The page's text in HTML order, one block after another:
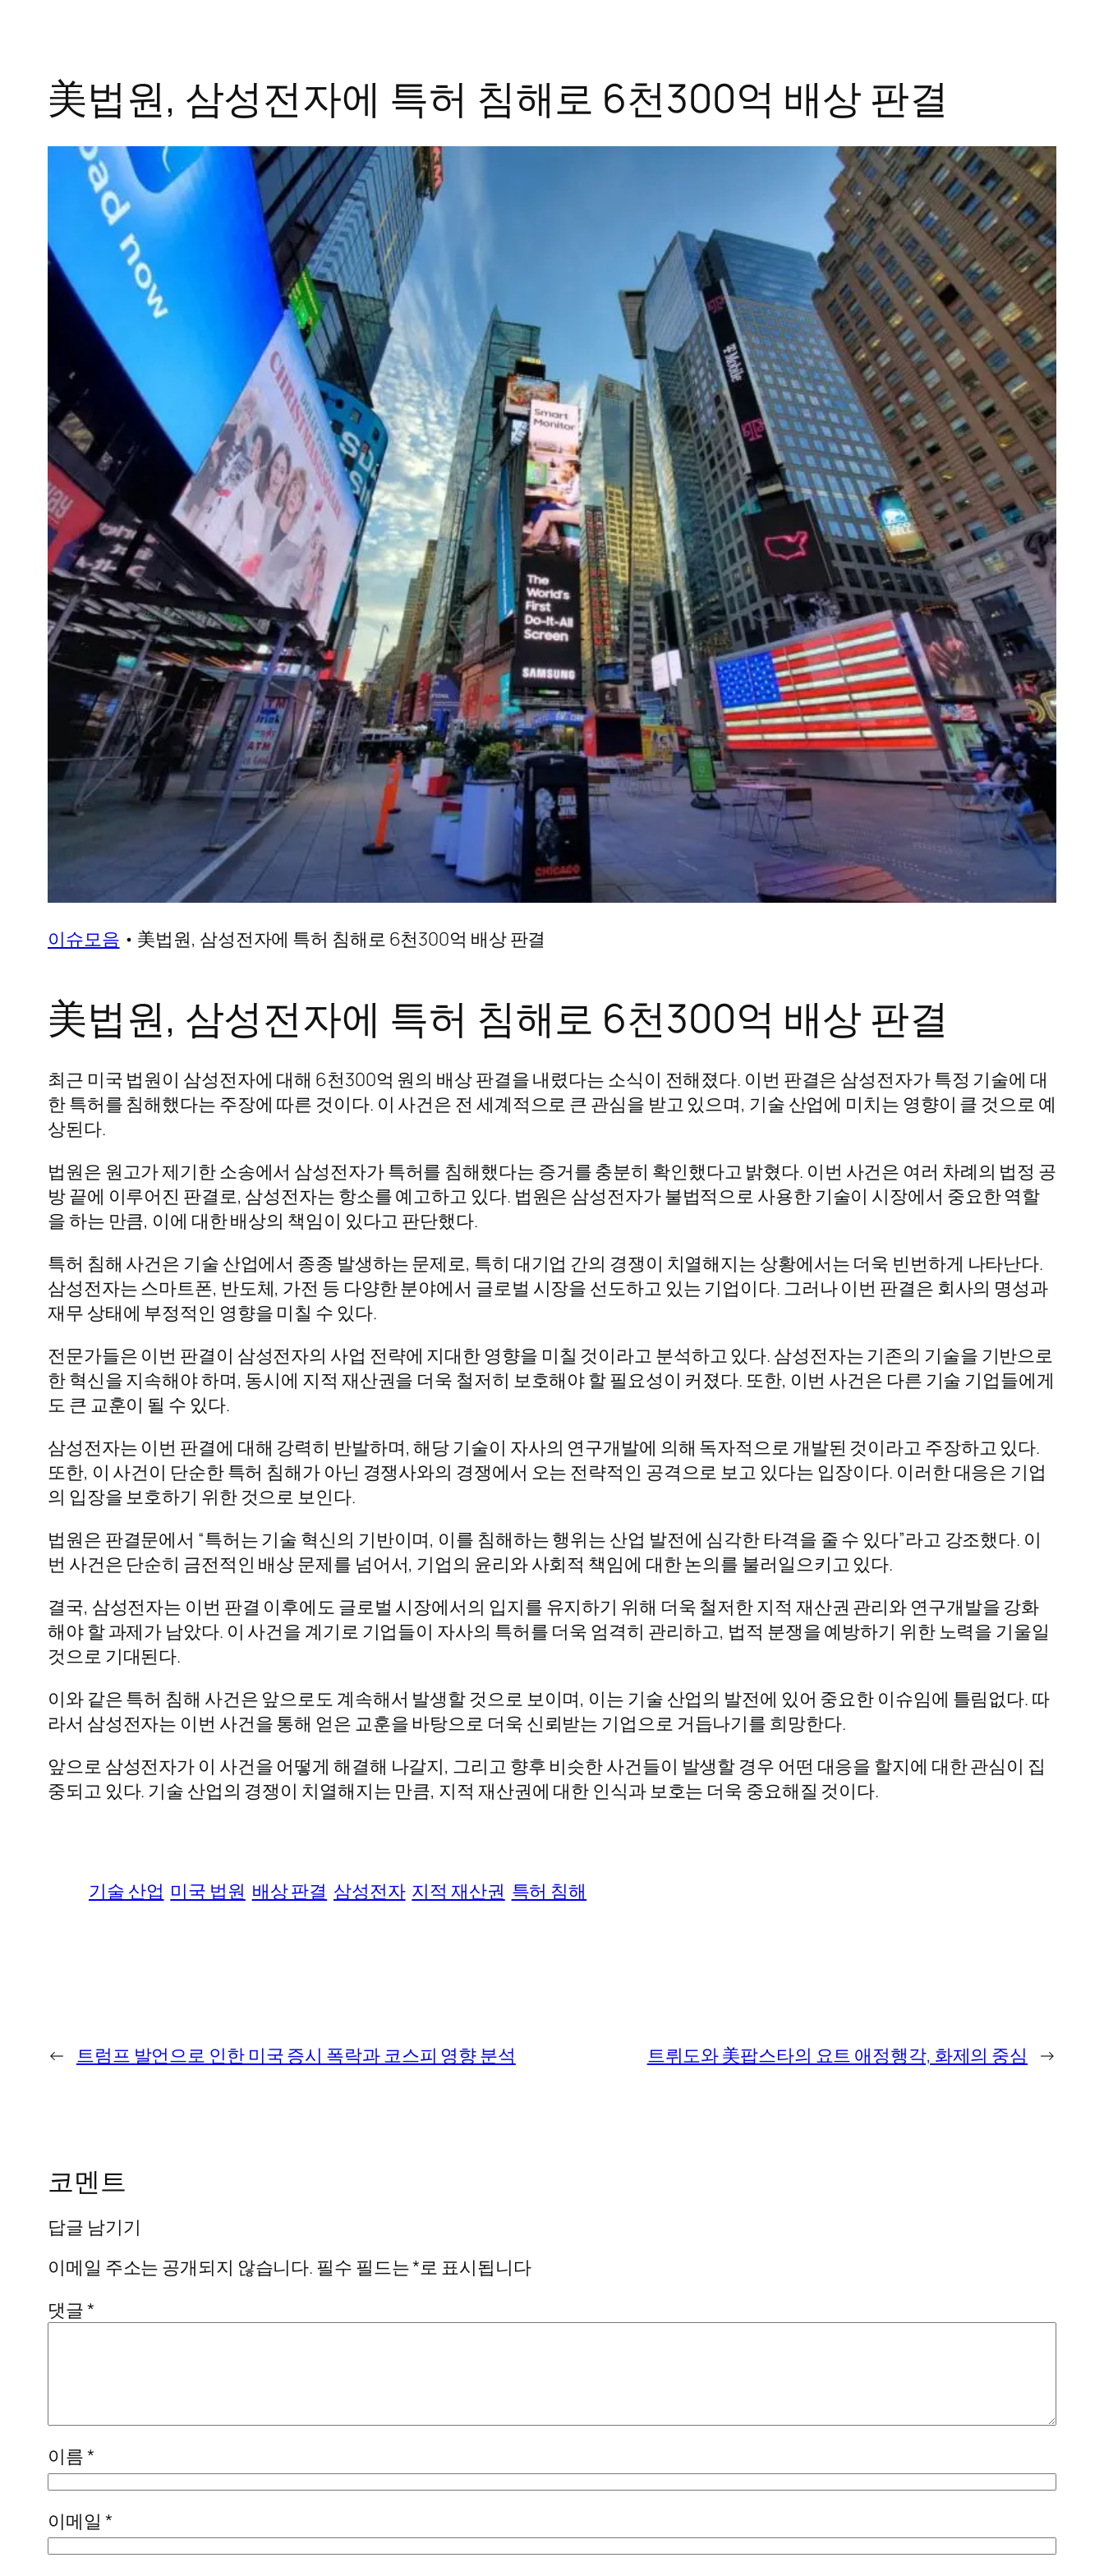
美법원, 삼성전자에 특허 침해로 6천300억 배상 판결
이슈모음 • 美법원, 삼성전자에 특허 침해로 6천300억 배상 판결
美법원, 삼성전자에 특허 침해로 6천300억 배상 판결
최근 미국 법원이 삼성전자에 대해 6천300억 원의 배상 판결을 내렸다는 소식이 전해졌다. 이번 판결은 삼성전자가 특정 기술에 대
한 특허를 침해했다는 주장에 따른 것이다. 이 사건은 전 세계적으로 큰 관심을 받고 있으며, 기술 산업에 미치는 영향이 클 것으로 예
상된다.
법원은 원고가 제기한 소송에서 삼성전자가 특허를 침해했다는 증거를 충분히 확인했다고 밝혔다. 이번 사건은 여러 차례의 법정 공
방 끝에 이루어진 판결로, 삼성전자는 항소를 예고하고 있다. 법원은 삼성전자가 불법적으로 사용한 기술이 시장에서 중요한 역할
을 하는 만큼, 이에 대한 배상의 책임이 있다고 판단했다.
특허 침해 사건은 기술 산업에서 종종 발생하는 문제로, 특히 대기업 간의 경쟁이 치열해지는 상황에서는 더욱 빈번하게 나타난다.
삼성전자는 스마트폰, 반도체, 가전 등 다양한 분야에서 글로벌 시장을 선도하고 있는 기업이다. 그러나 이번 판결은 회사의 명성과
재무 상태에 부정적인 영향을 미칠 수 있다.
전문가들은 이번 판결이 삼성전자의 사업 전략에 지대한 영향을 미칠 것이라고 분석하고 있다. 삼성전자는 기존의 기술을 기반으로
한 혁신을 지속해야 하며, 동시에 지적 재산권을 더욱 철저히 보호해야 할 필요성이 커졌다. 또한, 이번 사건은 다른 기술 기업들에게
도 큰 교훈이 될 수 있다.
삼성전자는 이번 판결에 대해 강력히 반발하며, 해당 기술이 자사의 연구개발에 의해 독자적으로 개발된 것이라고 주장하고 있다.
또한, 이 사건이 단순한 특허 침해가 아닌 경쟁사와의 경쟁에서 오는 전략적인 공격으로 보고 있다는 입장이다. 이러한 대응은 기업
의 입장을 보호하기 위한 것으로 보인다.
법원은 판결문에서 “특허는 기술 혁신의 기반이며, 이를 침해하는 행위는 산업 발전에 심각한 타격을 줄 수 있다”라고 강조했다. 이
번 사건은 단순히 금전적인 배상 문제를 넘어서, 기업의 윤리와 사회적 책임에 대한 논의를 불러일으키고 있다.
결국, 삼성전자는 이번 판결 이후에도 글로벌 시장에서의 입지를 유지하기 위해 더욱 철저한 지적 재산권 관리와 연구개발을 강화
해야 할 과제가 남았다. 이 사건을 계기로 기업들이 자사의 특허를 더욱 엄격히 관리하고, 법적 분쟁을 예방하기 위한 노력을 기울일
것으로 기대된다.
이와 같은 특허 침해 사건은 앞으로도 계속해서 발생할 것으로 보이며, 이는 기술 산업의 발전에 있어 중요한 이슈임에 틀림없다. 따
라서 삼성전자는 이번 사건을 통해 얻은 교훈을 바탕으로 더욱 신뢰받는 기업으로 거듭나기를 희망한다.
앞으로 삼성전자가 이 사건을 어떻게 해결해 나갈지, 그리고 향후 비슷한 사건들이 발생할 경우 어떤 대응을 할지에 대한 관심이 집
중되고 있다. 기술 산업의 경쟁이 치열해지는 만큼, 지적 재산권에 대한 인식과 보호는 더욱 중요해질 것이다.
기술 산업 미국 법원 배상 판결 삼성전자 지적 재산권 특허 침해
← 트럼프 발언으로 인한 미국 증시 폭락과 코스피 영향 분석 트뤼도와 美팝스타의 요트 애정행각, 화제의 중심 →
코멘트
답글 남기기
이메일 주소는 공개되지 않습니다. 필수 필드는*로 표시됩니다
댓글*
이름*
이메일 *